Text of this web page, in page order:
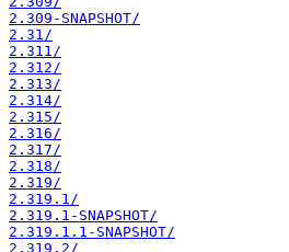
2.309-SNAPSHOT/
2.31/
2.311/
2.312/
2.313/
2.314/
2.315/
2.316/
2.317/
2.318/
2.319/
2.319.1/
2.319.1-SNAPSHOT/
2.319.1.1-SNAPSHOT/
2.319.2/